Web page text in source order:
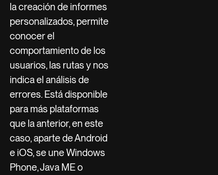
la creación de informes
personalizados, permite
conocer el
comportamiento de los
usuarios, las rutas y nos
indica el análisis de
errores. Está disponible
para más plataformas
que la anterior, en este
caso, aparte de Android
e iOS, se une Windows
Phone, Java ME o